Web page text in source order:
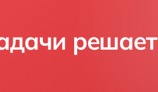
решает